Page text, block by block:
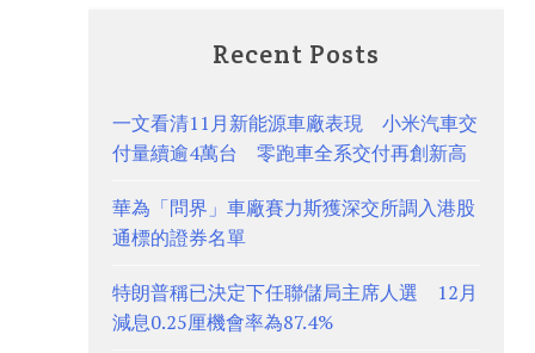
Recent Posts
一文看清11月新能源車廠表現 小米汽車交
付量續逾4萬台 零跑車全系交付再創新高
華為「問界」車廠賽力斯獲深交所調入港股
通標的證券名單
特朗普稱已決定下任聯儲局主席人選 12月
減息0.25厘機會率為87.4%